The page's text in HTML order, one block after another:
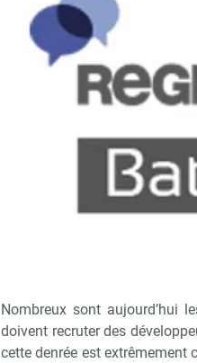
Nombreux sont aujourd’hui
doivent recruter des
cette denrée est extrêmement